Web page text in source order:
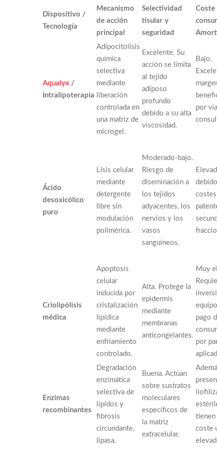
Dispositivo /
Tecnología
Mecanismo
de acción
principal
Selectividad
tisular y
seguridad
Coste
Aqualyx/
Intralipoterapia
Adipocitolisis
química
selectiva
mediante
liberación
controlada en
una matriz de
microgel.
Excelente. Su
acción se limita
al tejido
adiposo
profundo
debido a su alta
viscosidad.
Bajo.
por
Ácido
desoxicólico
puro
Lisis celular
mediante
detergente
libre sin
modulación
polimérica.
Moderado-bajo.
Riesgo de
diseminación a
los tejidos
adyacentes, los
nervios y los
vasos
sanguíneos.
Criolipólisis
médica
Apoptosis
celular
inducida por
cristalización
lipídica
mediante
enfriamiento
controlado.
Alta. Protege la
epidermis
mediante
membranas
anticongelantes.
Muy
pago
por
Enzimas
recombinantes
Degradación
enzimática
selectiva de
lípidos y
fibrosis
circundante,
lipasa.
Buena. Actúan
sobre sustratos
moleculares
específicos de
la matriz
extracelular.
tienen
coste